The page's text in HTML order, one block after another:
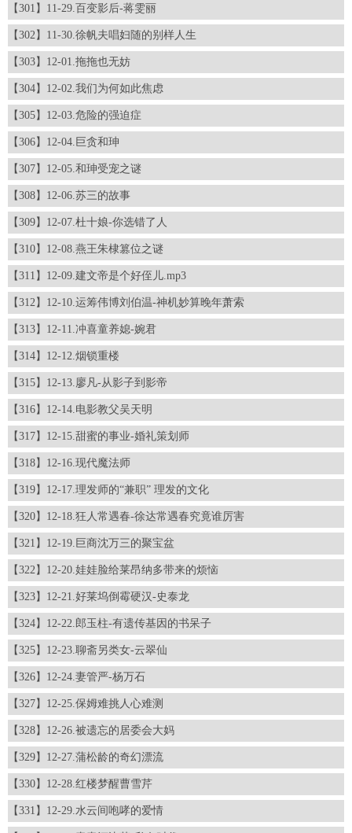
【301】11-29.百变影后-蒋雯丽
【302】11-30.徐帆夫唱妇随的别样人生
【303】12-01.拖拖也无妨
【304】12-02.我们为何如此焦虑
【305】12-03.危险的强迫症
【306】12-04.巨贪和珅
【307】12-05.和珅受宠之谜
【308】12-06.苏三的故事
【309】12-07.杜十娘-你选错了人
【310】12-08.燕王朱棣篡位之谜
【311】12-09.建文帝是个好侄儿.mp3
【312】12-10.运筹伟博刘伯温-神机妙算晚年萧索
【313】12-11.冲喜童养媳-婉君
【314】12-12.烟锁重楼
【315】12-13.廖凡-从影子到影帝
【316】12-14.电影教父吴天明
【317】12-15.甜蜜的事业-婚礼策划师
【318】12-16.现代魔法师
【319】12-17.理发师的“兼职” 理发的文化
【320】12-18.狂人常遇春-徐达常遇春究竟谁厉害
【321】12-19.巨商沈万三的聚宝盆
【322】12-20.娃娃脸给莱昂纳多带来的烦恼
【323】12-21.好莱坞倒霉硬汉-史泰龙
【324】12-22.郎玉柱-有遗传基因的书呆子
【325】12-23.聊斋另类女-云翠仙
【326】12-24.妻管严-杨万石
【327】12-25.保姆难挑人心难测
【328】12-26.被遗忘的居委会大妈
【329】12-27.蒲松龄的奇幻漂流
【330】12-28.红楼梦醒曹雪芹
【331】12-29.水云间咆哮的爱情